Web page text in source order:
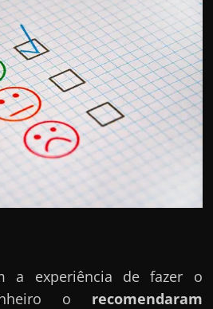
a experiência de fazer o
o recomendaram